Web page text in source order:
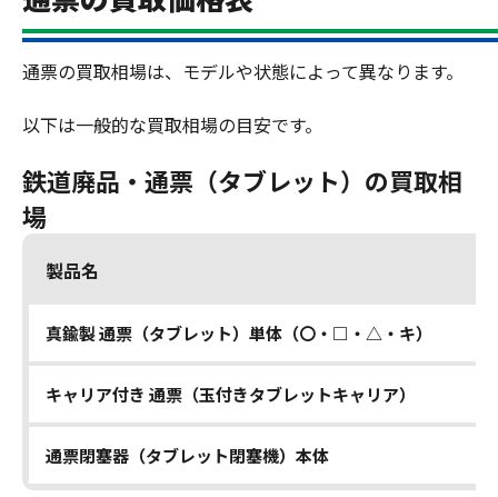
通票の買取相場は、モデルや状態によって異なります。
以下は一般的な買取相場の目安です。
鉄道廃品・通票（タブレット）の買取相
場
製品名
真鍮製 通票（タブレット）単体（〇・□・△・キ）
キャリア付き 通票（玉付きタブレットキャリア）
通票閉塞器（タブレット閉塞機）本体